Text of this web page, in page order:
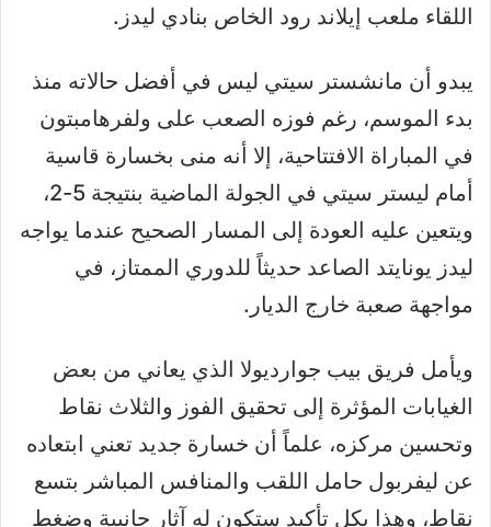
اللقاء ملعب إيلاند رود الخاص بنادي ليدز.
يبدو أن مانشستر سيتي ليس في أفضل حالاته منذ
بدء الموسم، رغم فوزه الصعب على ولفرهامبتون
في المباراة الافتتاحية، إلا أنه منى بخسارة قاسية
أمام ليستر سيتي في الجولة الماضية بنتيجة 5-2،
ويتعين عليه العودة إلى المسار الصحيح عندما يواجه
ليدز يونايتد الصاعد حديثاً للدوري الممتاز، في
مواجهة صعبة خارج الديار.
ويأمل فريق بيب جوارديولا الذي يعاني من بعض
الغيابات المؤثرة إلى تحقيق الفوز والثلاث نقاط
وتحسين مركزه، علماً أن خسارة جديد تعني ابتعاده
عن ليفربول حامل اللقب والمنافس المباشر بتسع
نقاط، وهذا بكل تأكيد ستكون له آثار جانبية وضغط